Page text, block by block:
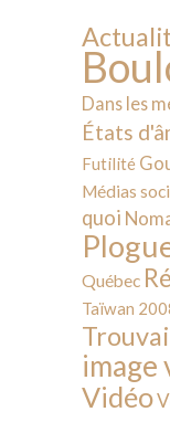
Dans les
États
Futilité
Médias
quoi
Québec
Taïwan
image
Vidéo